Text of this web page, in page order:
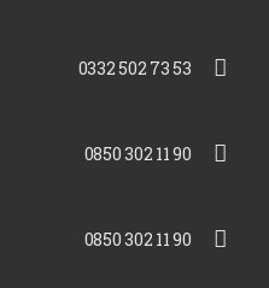
0332 502 73 53
0850 302 11 90
0850 302 11 90